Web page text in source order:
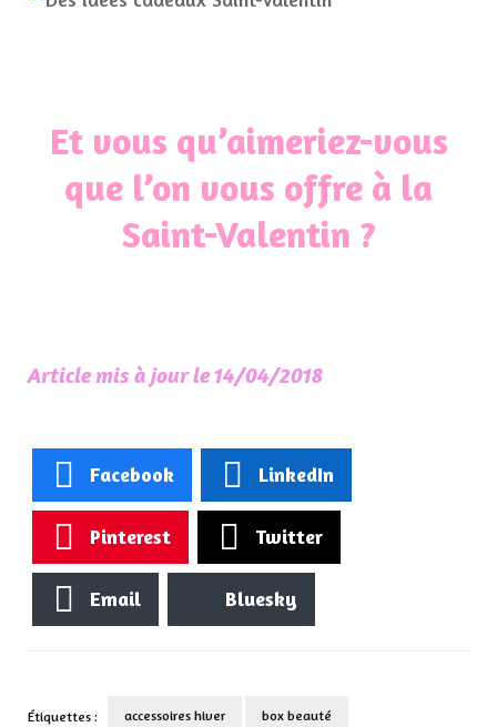
Et vous qu’aimeriez-vous
que l’on vous offre à la
Saint-Valentin ?
Article mis à jour le 14/04/2018
Facebook LinkedIn
Pinterest Twitter
Email Bluesky
Étiquettes : accessoires hiver box beauté